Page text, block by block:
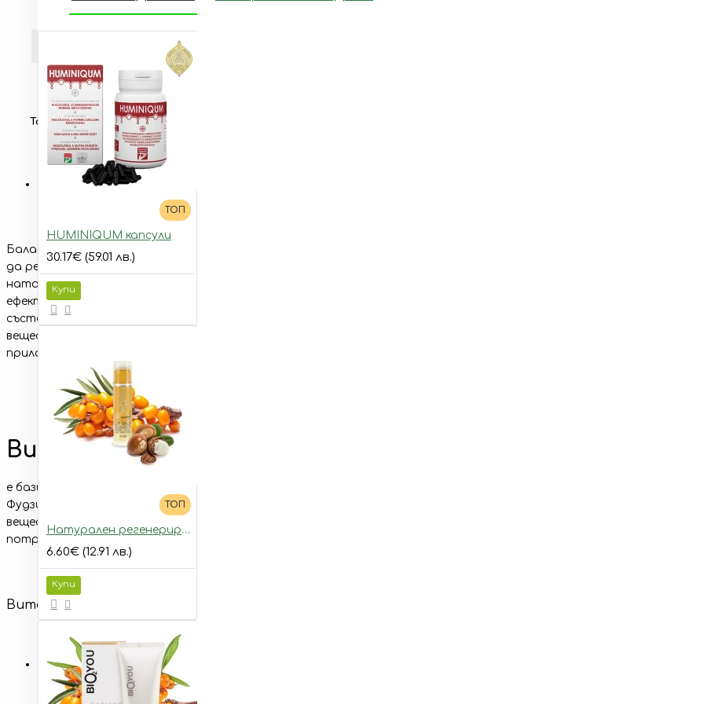
ТОП
HUMINIQUM капсули
30.17€ (59.01 лв.)
Купи
ТОП
Натурален регенериращ балсам за устни с морски зърнастец и хиалуронова киселина
6.60€ (12.91 лв.)
Купи
ДОПЪЛНИТЕЛНА ИНФОРМАЦИЯ
Опаковка 90 капсули
Тагове: Мико комплекс
ОПИСАНИЕ
Балансирана иновативна формула, съдържаща екстракт от
да регулира работата на имунната система и активира естествените защитни сили на организма. Зарежда с
натоварване. Подходяща при чести вирусни и бактериални инфекции. В комбинираната смес, виталните гъби
ефективността си. Добавената ацерола (барбадосова вишна), като един ат най-богатите натурални
съставки за здравето на човека, които гъбите съдържат - полизахаридите, и по-специално бета-глюканите.
вещества, които са с висока бионаличност, имат благоприятен ефект върху целия организъм и се комбинират с
прилагат в медицината днес.
Висококачествената смес от витални гъби Мико
е базирана на рецептата от традиционната китайска медицина Si Ge Mo Gu San. Гъбената суровина,
Фудзиен и Дзянси, известни със своята чиста и непокътната от цивилизацията природа. Тества се в
вещества, като напр. пестициди, тежки метали, опасни за хората микроорганизми, радиоактивност и др., за
потребителите.
Виталните гъби се използват традиционно в Китай, заради техните имуномодулиращи,
Рейши/Ganoderma lucidum
тъй като употребата й била запазена за императора и някои монаси, които са я използвали за
изключително богатото си съдържание на биоактивни вещества - полизахариди, тритерпени, алкалоиди,